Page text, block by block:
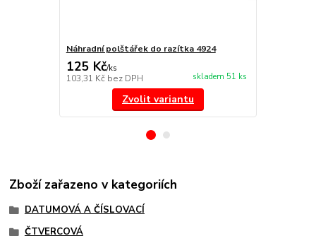
Náhradní polštářek do razítka 4924
125 Kč/ks
103,31 Kč bez DPH skladem 51 ks
Zvolit variantu
Zboží zařazeno v kategoriích
DATUMOVÁ A ČÍSLOVACÍ
ČTVERCOVÁ